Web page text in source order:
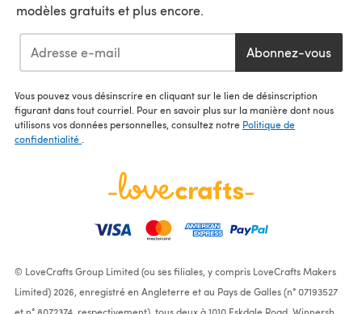
modèles gratuits et plus encore.
Abonnez-vous
Vous pouvez vous désinscrire en cliquant sur le lien de désinscription
figurant dans tout courriel. Pour en savoir plus sur la manière dont nous
utilisons vos données personnelles, consultez notre Politique de
confidentialité
© LoveCrafts Group Limited (ou ses filiales, y compris LoveCrafts Makers
Limited) 2026, enregistré en Angleterre et au Pays de Galles (n° 07193527